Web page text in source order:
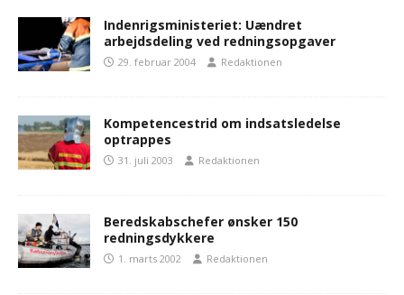
Indenrigsministeriet: Uændret
arbejdsdeling ved redningsopgaver
29. februar 2004 Redaktionen
Kompetencestrid om indsatsledelse
optrappes
31. juli 2003 Redaktionen
Beredskabschefer ønsker 150
redningsdykkere
1. marts 2002 Redaktionen